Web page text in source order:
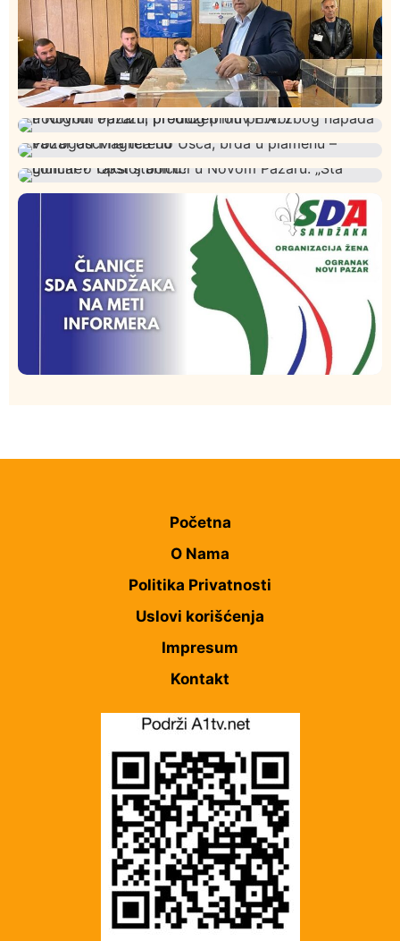
Istaknuto
Rasim Ljajić podneo ostavku na mesto predsednika
SDPS
Hronika
Podignut optužni predlog protiv E.A. zbog napada u
Novom Pazaru, produžen mu pritvor
Društvo
Požar od Magliča do Ušća, brda u plamenu –
Lončar o Opštoj bolnici u Novom Pazaru: „Šta glumite?
Početna
O Nama
Politika Privatnosti
Uslovi korišćenja
Impresum
Kontakt